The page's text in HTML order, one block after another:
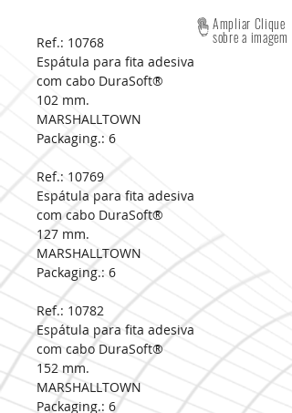
Ref.: 10768
Espátula para fita adesiva
com cabo DuraSoft®
102 mm.
MARSHALLTOWN
Packaging.: 6
Ref.: 10769
Espátula para fita adesiva
com cabo DuraSoft®
127 mm.
MARSHALLTOWN
Packaging.: 6
Ref.: 10782
Espátula para fita adesiva
com cabo DuraSoft®
152 mm.
MARSHALLTOWN
Packaging.: 6
Ampliar Clique
sobre a imagem